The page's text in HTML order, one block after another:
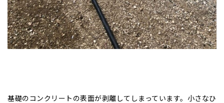
基礎のコンクリートの表面が剥離してしまっています。小さなひ